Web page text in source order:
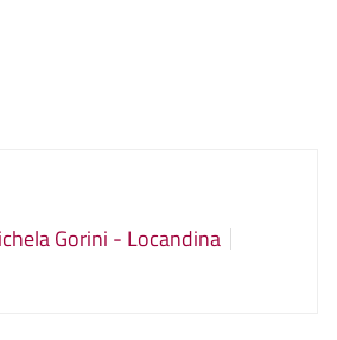
Gorini - Locandina